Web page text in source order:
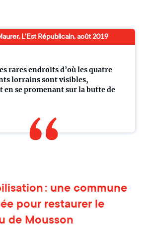
rares endroits d’où les quatre
lorrains sont visibles,
en se promenant sur la butte de
L’Est Républicain, août 2019
: une commune
pour restaurer le
de Mousson